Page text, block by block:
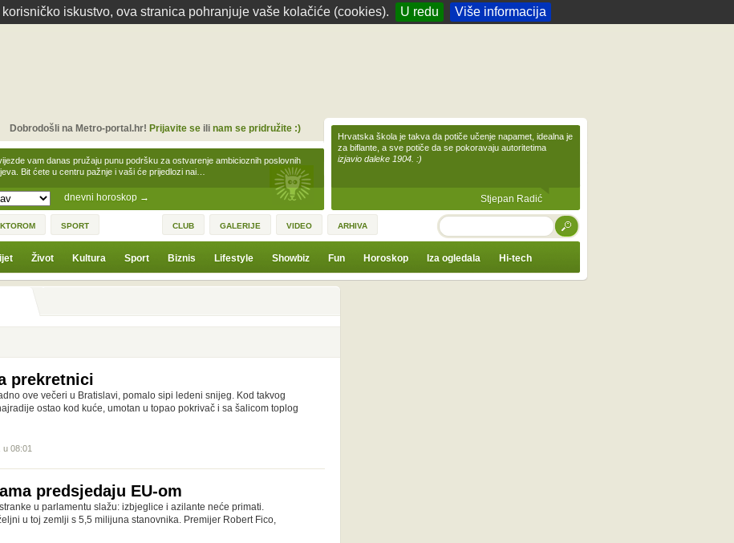
iskustvo, ova stranica pohranjuje vaše kolačiće (cookies). U redu Više informacija
dnevni horoskop →
vam danas pružaju punu podršku za ostvarenje ambicioznih poslovnih
Bit ćete u centru pažnje i vaši će prijedlozi nai…
Dobrodošli na Metro-portal.hr! Prijavite seili nam se pridružite :)
Hrvatska škola je takva da potiče učenje napamet, idealna je
za biflante, a sve potiče da se pokoravaju autoritetima
izjavio daleke 1904. :)
Stjepan Radić
SPORT CLUB GALERIJE VIDEO ARHIVA TRAŽI
Život Kultura Sport Biznis Lifestyle Showbiz Fun Horoskop Iza ogledala Hi-tech
prekretnici
ove večeri u Bratislavi, pomalo sipi ledeni snijeg. Kod takvog
ostao kod kuće, umotan u topao pokrivač i sa šalicom toplog
u 08:01
predsjedaju EU-om
u parlamentu slažu: izbjeglice i azilante neće primati.
u toj zemlji s 5,5 milijuna stanovnika. Premijer Robert Fico,